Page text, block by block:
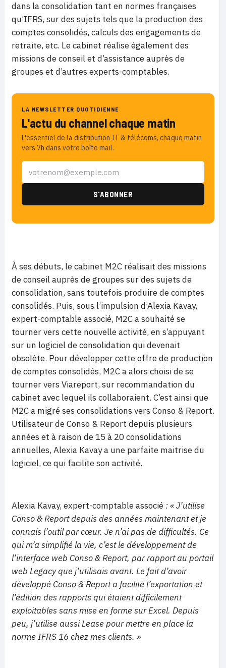
dans la consolidation tant en normes françaises
qu’IFRS, sur des sujets tels que la production des
comptes consolidés, calculs des engagements de
retraite, etc. Le cabinet réalise également des
missions de conseil et d’assistance auprès de
groupes et d’autres experts-comptables.
LA NEWSLETTER QUOTIDIENNE
L'actu du channel chaque matin
L'essentiel de la distribution IT & télécoms, chaque matin
vers 7h dans votre boîte mail.
À ses débuts, le cabinet M2C réalisait des missions
de conseil auprès de groupes sur des sujets de
consolidation, sans toutefois produire de comptes
consolidés. Puis, sous l’impulsion d’Alexia Kavay,
expert-comptable associé, M2C a souhaité se
tourner vers cette nouvelle activité, en s’appuyant
sur un logiciel de consolidation qui devenait
obsolète. Pour développer cette offre de production
de comptes consolidés, M2C a alors choisi de se
tourner vers Viareport, sur recommandation du
cabinet avec lequel ils collaboraient. C’est ainsi que
M2C a migré ses consolidations vers Conso & Report.
Utilisateur de Conso & Report depuis plusieurs
années et à raison de 15 à 20 consolidations
annuelles, Alexia Kavay a une parfaite maitrise du
logiciel, ce qui facilite son activité.
Alexia Kavay, expert-comptable associé: « J’utilise
Conso & Report depuis des années maintenant et je
connais l’outil par cœur. Je n’ai pas de difficultés. Ce
qui m’a simplifié la vie, c’est le développement de
l’interface web Conso & Report, par rapport au portail
web Legacy que j’utilisais avant. Le fait d’avoir
développé Conso & Report a facilité l’exportation et
l’édition des rapports qui étaient difficilement
exploitables sans mise en forme sur Excel. Depuis
peu, j’utilise aussi Lease pour mettre en place la
norme IFRS 16 chez mes clients. »